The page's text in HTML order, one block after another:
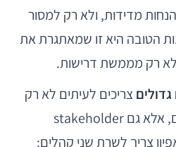
מדידות, ולא רק למסור
הטובה היא זו שמאתגרת את
צריכים לעיתים לא רק
לשכנע משקיעים חיצוניים, אלא גם stakeholder
צריך לשרת שני קהלים: